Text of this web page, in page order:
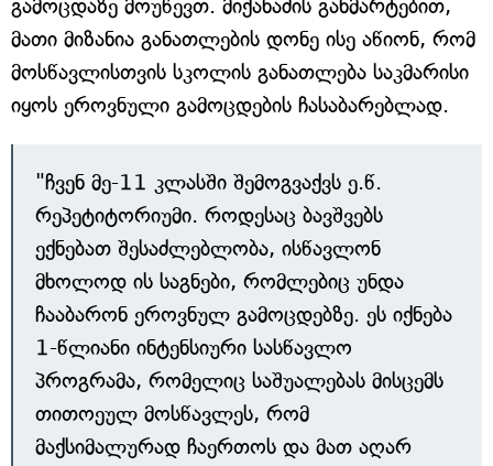
გამოცდაზე მოუწევთ. მიქანაძის განმარტებით,
მათი მიზანია განათლების დონე ისე აწიონ, რომ
მოსწავლისთვის სკოლის განათლება საკმარისი
იყოს ეროვნული გამოცდების ჩასაბარებლად.
"ჩვენ მე-11 კლასში შემოგვაქვს ე.წ.
რეპეტიტორიუმი. როდესაც ბავშვებს
ექნებათ შესაძლებლობა, ისწავლონ
მხოლოდ ის საგნები, რომლებიც უნდა
ჩააბარონ ეროვნულ გამოცდებზე. ეს იქნება
1-წლიანი ინტენსიური სასწავლო
პროგრამა, რომელიც საშუალებას მისცემს
თითოეულ მოსწავლეს, რომ
მაქსიმალურად ჩაერთოს და მათ აღარ